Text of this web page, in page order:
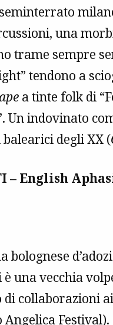
una
trame sempre
tendono a
a tinte folk di
Un indovinato
degli XX (
– English
bolognese
una vecchia
di collaborazioni